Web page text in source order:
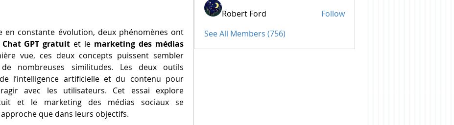
en constante évolution, deux phénomènes ont
Chat GPT gratuit et le marketing des médias
vue, ces deux concepts puissent sembler
nombreuses similitudes. Les deux outils
l’intelligence artificielle et du contenu pour
avec les utilisateurs. Cet essai explore
et le marketing des médias sociaux se
que dans leurs objectifs.
Robert Ford
Follow
See All Members (756)